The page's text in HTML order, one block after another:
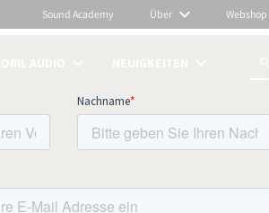
Sound Academy Über Webshop